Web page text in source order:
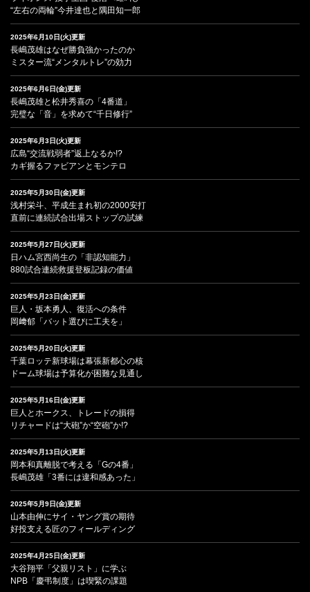
“左右の両輪”今井達也と隅田知一郎
2025年6月10日(火)更新
長嶋茂雄はなぜ勝負強かったのか
ミスター流“メンタルトレ”の効力
2025年6月6日(金)更新
長嶋茂雄と松井秀喜の「4番道」
完璧な「音」を求めて“千日修行”
2025年6月3日(火)更新
広島“交流戦弱者”返上なるか!?
カギ握るファビアンとモンテロ
2025年5月30日(金)更新
浅村栄斗、平成生まれ初の2000安打
直前に連続試合出場ストップの試練
2025年5月27日(火)更新
日ハム宮西尚生の「非認知能力」
880試合連続救援登板記録の価値
2025年5月23日(金)更新
巨人・坂本勇人、復活への条件
岡﨑郁「バット選びに工夫を」
2025年5月20日(火)更新
千葉ロッテ新球場は幕張新都心の核
ドーム球場は予算化が困難な見通し
2025年5月16日(金)更新
巨人とホークス、トレードの損得
リチャードは“大砲”か“空砲”か!?
2025年5月13日(火)更新
岡本和真離脱で考える「Gの4番」
長嶋茂雄「3番には違和感あった」
2025年5月9日(金)更新
山本由伸にサイ・ヤング賞の期待
好投支える匠のフィールディング
2025年4月25日(金)更新
大谷翔平「父親リスト」に学ぶ
NPB「慶弔制度」は喫緊の課題